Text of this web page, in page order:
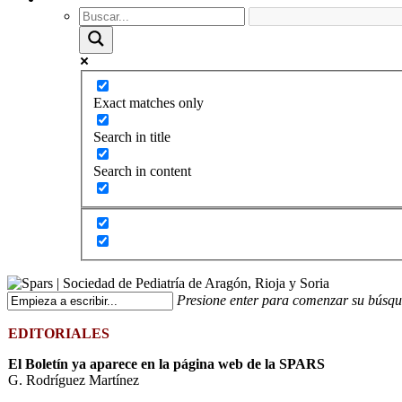
Exact matches only
Search in title
Search in content
Presione enter para comenzar su
EDITORIALES
El Boletín ya aparece en la página web de la SPARS
G. Rodríguez Martínez